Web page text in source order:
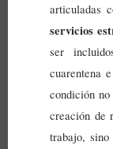
articuladas
servicios
ser
cuarentena
condición
creación de
trabajo,